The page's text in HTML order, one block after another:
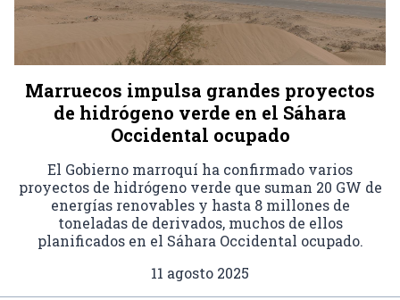
Marruecos impulsa grandes proyectos
de hidrógeno verde en el Sáhara
Occidental ocupado
El Gobierno marroquí ha confirmado varios
proyectos de hidrógeno verde que suman 20 GW de
energías renovables y hasta 8 millones de
toneladas de derivados, muchos de ellos
planificados en el Sáhara Occidental ocupado.
11 agosto 2025